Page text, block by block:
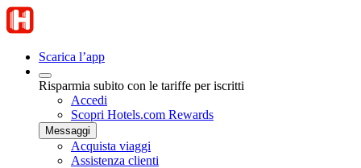
Scarica l’app
Risparmia subito con le tariffe per iscritti
Accedi
Scopri Hotels.com Rewards
Messaggi
Acquista viaggi
Assistenza clienti